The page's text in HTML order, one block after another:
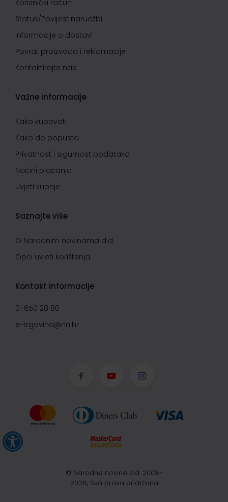
Korisnički račun
Status/Povijest narudžbi
Informacije o dostavi
Povrat proizvoda i reklamacije
Kontaktirajte nas
Važne informacije
Kako kupovati
Kako do popusta
Privatnost i sigurnost podataka
Načini plaćanja
Uvjeti kupnje
Saznajte više
O Narodnim novinama d.d.
Opći uvjeti korištenja
Kontakt informacije
01 650 28 80
e-trgovina@nn.hr
© Narodne novine d.d. 2008-
2026, Sva prava pridržana